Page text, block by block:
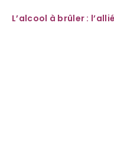
L’alcool à brûler :